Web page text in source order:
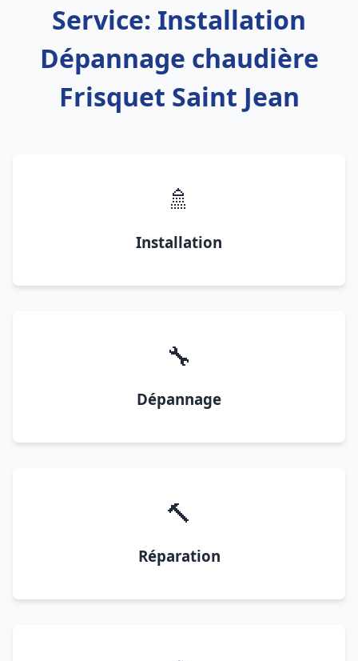
Service: Installation
Dépannage chaudière
Frisquet Saint Jean
🚿
Installation
🔧
Dépannage
🔨
Réparation